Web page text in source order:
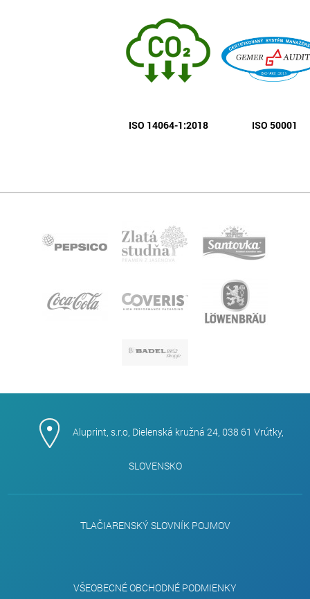
ISO 14064-1:2018 ISO 50001
Aluprint, s.r.o, Dielenská kružná 24, 038 61 Vrútky,
SLOVENSKO
TLAČIARENSKÝ SLOVNÍK POJMOV
VŠEOBECNÉ OBCHODNÉ PODMIENKY